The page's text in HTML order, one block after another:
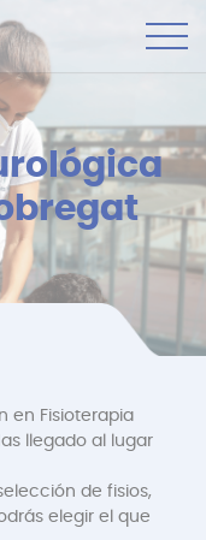
en Fisioterapia
llegado al lugar
de fisios,
elegir el que